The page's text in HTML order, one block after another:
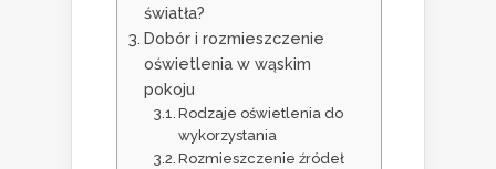
światła?
Dobór i rozmieszczenie
oświetlenia w wąskim
pokoju
Rodzaje oświetlenia do
wykorzystania
Rozmieszczenie źródeł